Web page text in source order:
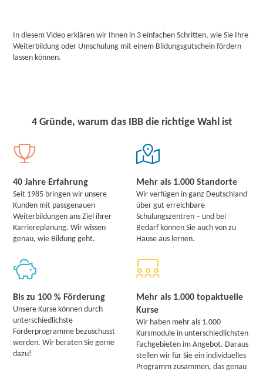
YouTube Video laden
In diesem Video erklären wir Ihnen in 3 einfachen Schritten, wie Sie Ihre
Weiterbildung oder Umschulung mit einem Bildungsgutschein fördern
lassen können.
4 Gründe, warum das IBB die richtige Wahl ist
40 Jahre Erfahrung
Seit 1985 bringen wir unsere
Kunden mit passgenauen
Weiterbildungen ans Ziel ihrer
Karriereplanung. Wir wissen
genau, wie Bildung geht.
Mehr als 1.000 Standorte
Wir verfügen in ganz Deutschland
über gut erreichbare
Schulungszentren – und bei
Bedarf können Sie auch von zu
Hause aus lernen.
Bis zu 100 % Förderung
Unsere Kurse können durch
unterschiedlichste
Förderprogramme bezuschusst
werden. Wir beraten Sie gerne
dazu!
Mehr als 1.000 topaktuelle
Kurse
Wir haben mehr als 1.000
Kursmodule in unterschiedlichsten
Fachgebieten im Angebot. Daraus
stellen wir für Sie ein individuelles
Programm zusammen, das genau